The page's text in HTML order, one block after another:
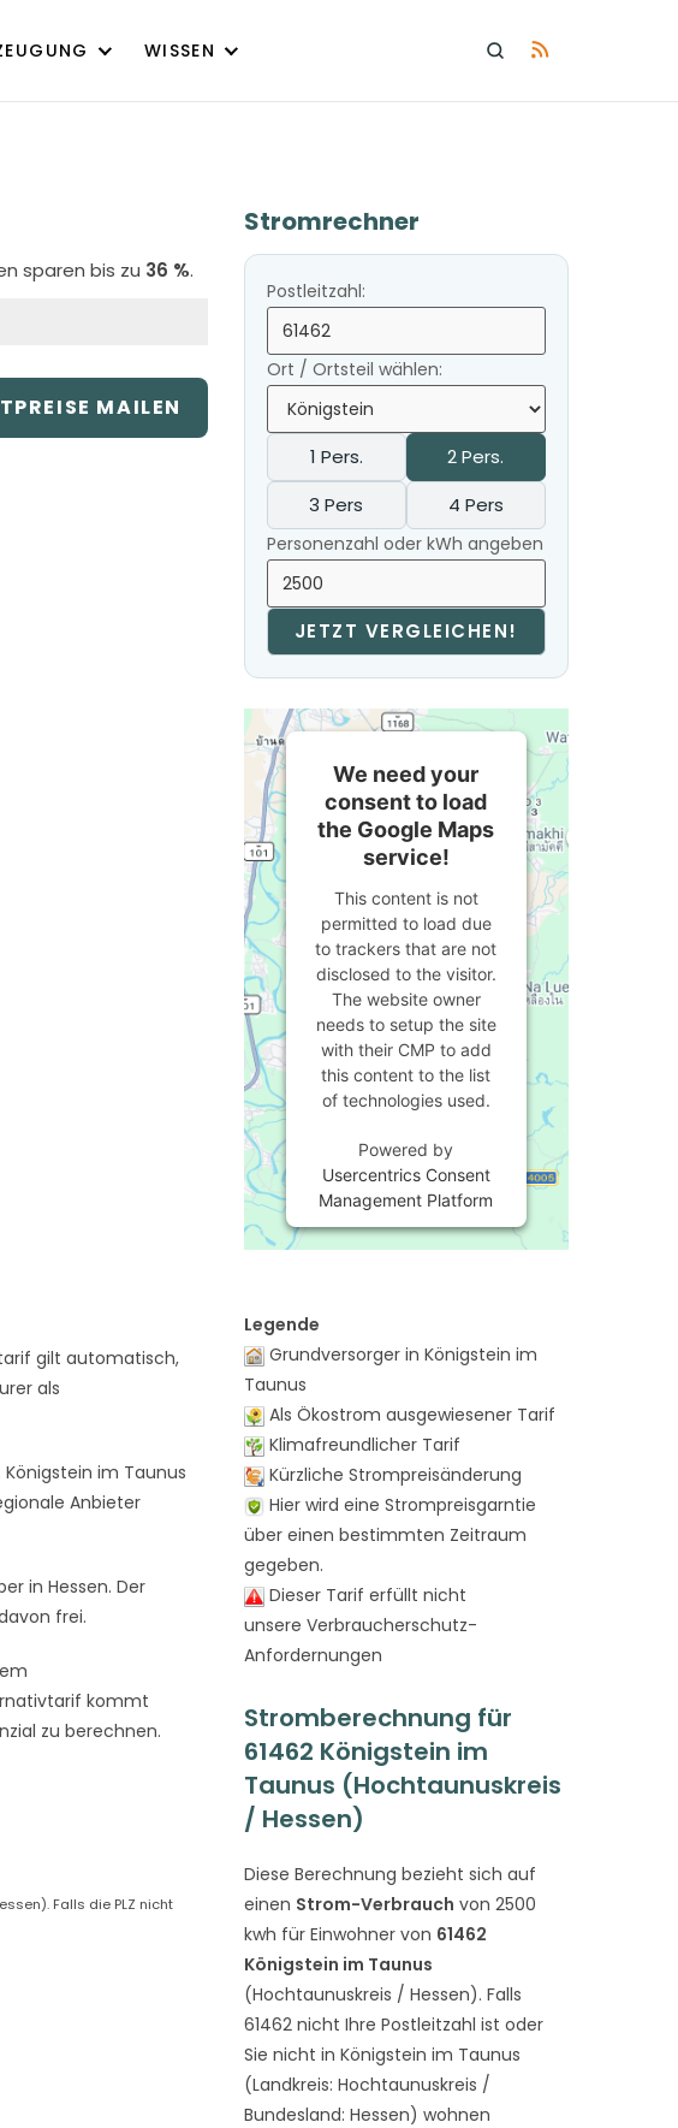
WISSEN
sparen bis zu 36 %.
gilt automatisch,
als
im Taunus
Anbieter
in Hessen. Der
frei.
kommt
zu berechnen.
Falls die PLZ nicht
MAILEN
Stromrechner
Postleitzahl:
Ort / Ortsteil wählen:
1 Pers.
2 Pers.
3 Pers
4 Pers
Personenzahl oder kWh angeben
JETZT VERGLEICHEN!
We need your
consent to load
the Google Maps
service!
This content is not
permitted to load due
to trackers that are not
disclosed to the visitor.
The website owner
needs to setup the site
with their CMP to add
this content to the list
of technologies used.
Powered by
Usercentrics Consent
Management Platform
Legende
Grundversorger in Königstein im
Taunus
Als Ökostrom ausgewiesener Tarif
Klimafreundlicher Tarif
Kürzliche Strompreisänderung
Hier wird eine Strompreisgarntie
über einen bestimmten Zeitraum
gegeben.
Dieser Tarif erfüllt nicht
unsere Verbraucherschutz-
Anfordernungen
Stromberechnung für
61462 Königstein im
Taunus (Hochtaunuskreis
/ Hessen)
Diese Berechnung bezieht sich auf
einen Strom-Verbrauch von 2500
kwh für Einwohner von 61462
Königstein im Taunus
(Hochtaunuskreis / Hessen). Falls
61462 nicht Ihre Postleitzahl ist oder
Sie nicht in Königstein im Taunus
(Landkreis: Hochtaunuskreis /
Bundesland: Hessen) wohnen